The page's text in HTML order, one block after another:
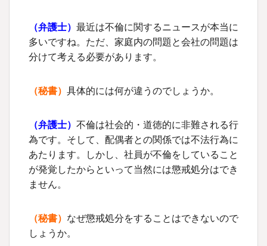
（弁護士） 最近は不倫に関するニュースが本当に
多いですね。ただ、家庭内の問題と会社の問題は
分けて考える必要があります。
（秘書） 具体的には何が違うのでしょうか。
（弁護士） 不倫は社会的・道徳的に非難される行
為です。そして、配偶者との関係では不法行為に
あたります。しかし、社員が不倫をしていること
が発覚したからといって当然には懲戒処分はでき
ません。
（秘書） なぜ懲戒処分をすることはできないので
しょうか。